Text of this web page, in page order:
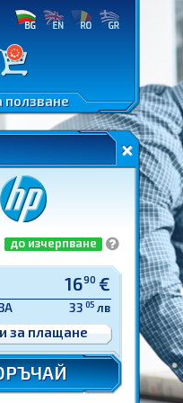
ползване
до изчерпване
1690 €
33 05 лв
за плащане